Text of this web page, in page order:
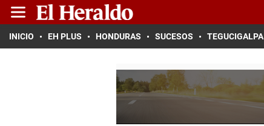
INICIO EH PLUS HONDURAS SUCESOS TEGUCIGALPA